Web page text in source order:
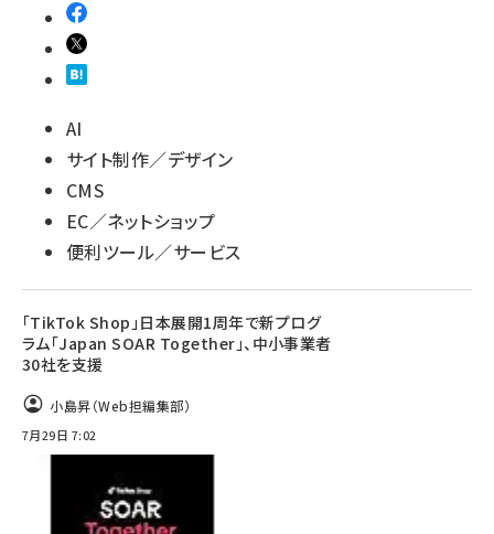
AI
サイト制作／デザイン
CMS
EC／ネットショップ
便利ツール／サービス
「TikTok Shop」日本展開1周年で新プログ
ラム「Japan SOAR Together」、中小事業者
30社を支援
小島昇（Web担編集部）
7月29日 7:02